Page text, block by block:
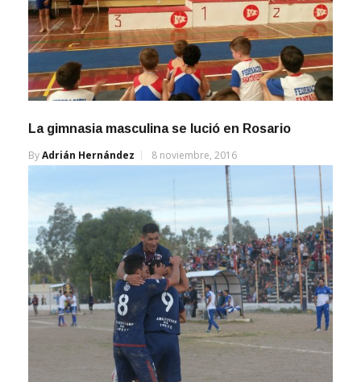
La gimnasia masculina se lució en Rosario
ByAdrián Hernández 8 noviembre, 2016